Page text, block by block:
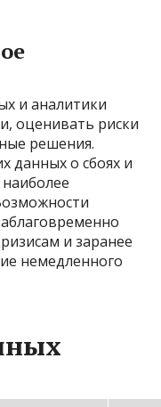
и аналитики
оценивать риски
решения.
данных о сбоях и
и заранее
немедленного